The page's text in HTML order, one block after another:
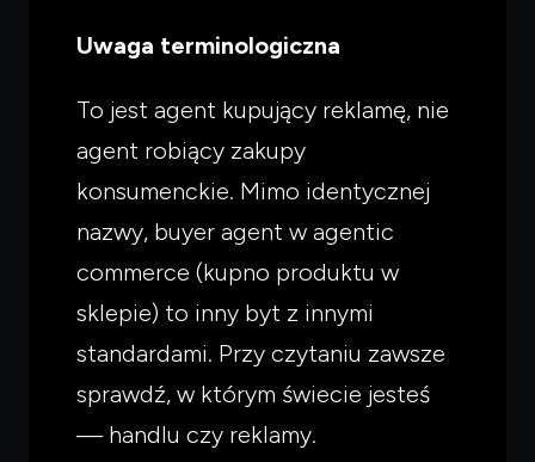
Uwaga terminologiczna
To jest agent kupujący reklamę, nie
agent robiący zakupy
konsumenckie. Mimo identycznej
nazwy, buyer agent w agentic
commerce (kupno produktu w
sklepie) to inny byt z innymi
standardami. Przy czytaniu zawsze
sprawdź, w którym świecie jesteś
— handlu czy reklamy.